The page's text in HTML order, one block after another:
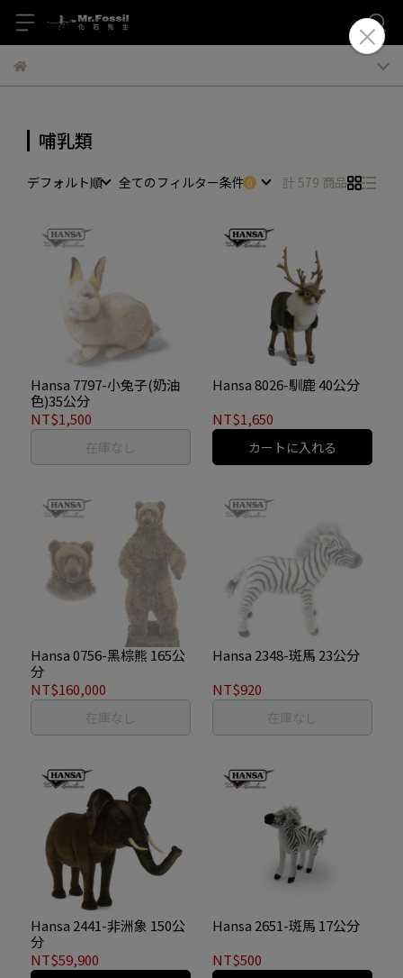
哺乳類
デフォルト順 全てのフィルター条件 計 579 商品
Hansa 7797-小兔子(奶油
色)35公分
NT$1,500
在庫なし
Hansa 8026-馴鹿 40公分
NT$1,650
カートに入れる
Hansa 0756-黑棕熊 165公
分
NT$160,000
在庫なし
Hansa 2348-斑馬 23公分
NT$920
在庫なし
Hansa 2441-非洲象 150公
分
NT$59,900
Hansa 2651-斑馬 17公分
NT$500